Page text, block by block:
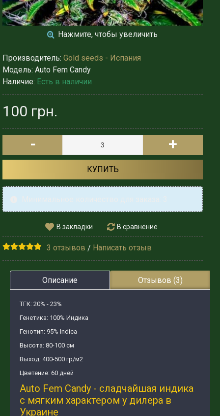
Нажмите, чтобы увеличить
Производитель: Gold seeds - Испания
Модель: Auto Fem Candy
Наличие: Есть в наличии
100 грн.
-
+
КУПИТЬ
В закладки В сравнение
3 отзывов / Написать отзыв
Описание Отзывов (3)
ТГК: 20% - 23%
Генетика: 100% Индика
Генотип: 95% Indica
Высота: 80-100 см
Выход: 400-500 гр/м2
Цветение: 60 дней
Auto Fem Candy - сладчайшая индика
с мягким характером у дилера в
Украине